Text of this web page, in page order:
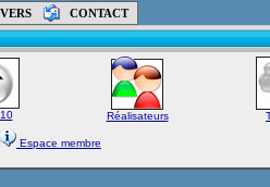
CONTACT
Réalisateurs
Espace membre